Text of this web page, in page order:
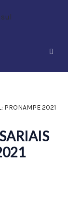
PRONAMPE 2021